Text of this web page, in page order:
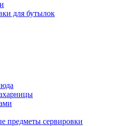
для бутылок
предметы сервировки